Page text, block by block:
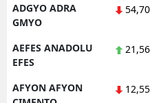
ADGYO ADRA
GMYO
54,70
AEFES ANADOLU
EFES
21,56
AFYON AFYON
12,55